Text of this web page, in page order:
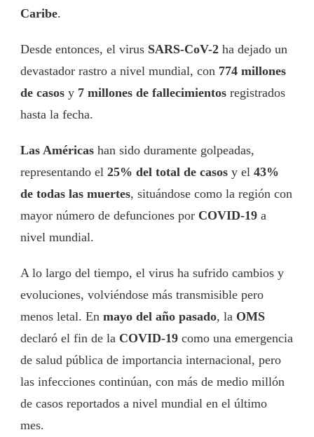
Caribe.
Desde entonces, el virus SARS-CoV-2 ha dejado un
devastador rastro a nivel mundial, con 774 millones
de casos y 7 millones de fallecimientos registrados
hasta la fecha.
Las Américas han sido duramente golpeadas,
representando el 25% del total de casos y el 43%
de todas las muertes, situándose como la región con
mayor número de defunciones por COVID-19 a
nivel mundial.
A lo largo del tiempo, el virus ha sufrido cambios y
evoluciones, volviéndose más transmisible pero
menos letal. En mayo del año pasado, la OMS
declaró el fin de la COVID-19 como una emergencia
de salud pública de importancia internacional, pero
las infecciones continúan, con más de medio millón
de casos reportados a nivel mundial en el último
mes.